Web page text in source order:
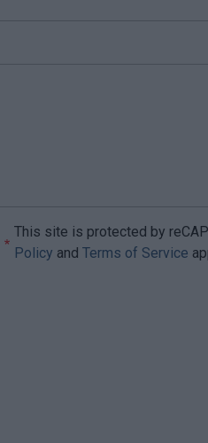
This site is protected by
Policy and Terms of Service